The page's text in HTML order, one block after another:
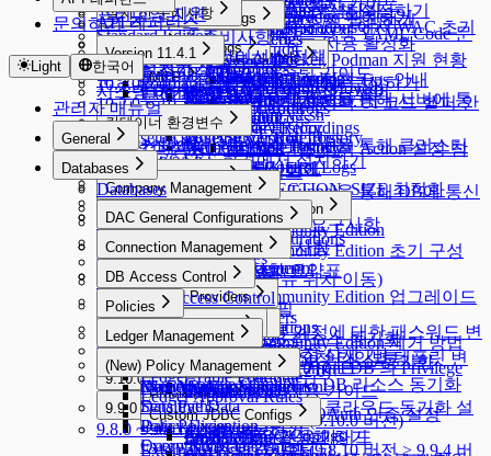
ProxyJump 생성하기
Server Privilege 부여하기
서버 접근 정책 설정하기
Server Proxy 사용 활성화
Blocked Accounts
쿠버네티스 정책 설정하기
쿠버네티스 정책 YAML Code 문
법 안내
쿠버네티스 정책 Tips 안내
쿠버네티스 정책 UI 코드 헬퍼 안
내
쿠버네티스 정책 Action 설정 참
고 가이드
Root CA 인증서 설치 가이드
Web App Configurations에서 WAC 초기
설정하기
WAC 트러블슈팅 가이드
WAC FAQ
Admin Role History
Workflow Logs
Reverse Tunnels
Reverse Tunnels
Reverse Tunnel을 통해 서버에 통
신하기
Reverse Tunnel을 통해 클러스터
에 통신하기
Reverse Tunnel을 통해 DB에 통신
하기
AI Chat Audit
Query Audit
Running Queries
DML Snapshots
Account Lock History
Access Control Logs
Policy Audit Logs
Policy Exception Logs
Server Logs
Server Access History
Command Audit
Session Logs
Session Monitoring (Moved)
Access Control Logs
Server Role History
Account Lock History
Kubernetes Logs
Kubernetes Logs
Request Audit
Pod Session Recordings
Kubernetes Role History
Web App Logs
Web App Logs
Web Access History
Web Event Audit
User Activity Recordings
Web App Role History
JIT Access Control Logs
MCP
MCP
Request Audit
MCP Server Role History
11.3.0
11.2.0
11.1.0 ~ 11.1.2
11.0.0
10.3.0 ~ 10.3.4
10.2.0 ~ 10.2.12
10.1.0 ~ 10.1.11
10.0.0 ~ 10.0.2
9.20.0 ~ 9.20.2
9.19.0
9.18.0 ~ 9.18.3
9.17.0 ~ 9.17.1
9.16.0 ~ 9.16.4
9.15.0 ~ 9.15.4
9.14.0 ~ 9.14.3
9.13.0 ~ 9.13.5
9.12.0 ~ 9.12.14
9.12.0 ~ 9.12.14
메뉴 개선 가이드 (9.12.0)
9.11.0 ~ 9.11.5
9.10.0 ~ 9.10.4
9.10.0 ~ 9.10.4
External API 변경사항 (9.10.0 버전)
9.9.0 ~ 9.9.8
9.9.0 ~ 9.9.8
External API 변경사항 (9.8.10 버전 > 9.9.4 버
9.8.0 ~ 9.8.12
설치 전 준비사항
설치 전 준비사항
리눅스 배포본과 Docker, Podman 지원 현황
Podman 으로 Rootless Mode 구성하기
설치하기
설치하기
설치 가이드 - 간단한 구성
설치 가이드 - setup.v2.sh
setup.sh, setup.v2.sh 비교
AWS EKS 환경에서 설치하기
설치 후 초기 설정
시스템 아키텍처와 네트워크 접근제어
컨테이너 환경변수
컨테이너 환경변수
QUERYPIE_WEB_URL
DB_MAX_CONNECTION_SIZE 최적화
라이선스 설치
서버구성 요구사항
서버구성 요구사항
Public Cloud 운영서버 요구사항
On-Premise VM 요구사항
서버구성 요구사항 요약표
QueryPie ACP Community Edition
QueryPie ACP Community Edition
QueryPie ACP Community Edition 초기 구성
가이드
QueryPie ACP Community Edition 업그레이드
방법
QueryPie ACP Community Edition 제거 방법
MCP 설정 가이드
프리미엄 지원
Standard Edition
Standard Edition 라이선스 정책
운영 로그 수집 가이드
API 레퍼런스
Version 11.4.1
External API v2
External API v0.9
문의하기
Light 한국어
관리자 매뉴얼
General
General
Company Management
Company Management
General
Security
Allowed Zones
Channels
Alerts
Alerts
New Request > 요청 타입별 템플릿 변
수
Licenses
User Management
User Management
Users
Users
사용자 프로필
qp-admin 기본 계정에 대한 패스워드 변
경 강제화 및 계정 삭제 기능
Groups
Roles
Profile Editor
Profile Editor
Custom Attribute
Authentication
Authentication
Okta 연동하기
LDAP 연동하기
Provisioning
Provisioning
Provisioning 활성화 하기
Workflow Management
Workflow Management
All Requests
Approval Rules
Workflow Configurations
System
System
Integrations
Integrations
Syslog 연동
Splunk 연동
Secret Store 연동
Email 연동
API Token
Jobs
Maintenance
Databases
Databases
DAC General Configurations
DAC General Configurations
Unmasking Zones
Masking Pattern (메뉴 위치 이동)
Connection Management
Connection Management
Cloud Providers
Cloud Providers
AWS에서 DB 리소스 동기화
MS Azure에서 DB 리소스 동기화
Google Cloud에서 DB 리소스 동기화
Dry Run 기능으로 클라우드 동기화 설
정 확인하기
DB Connections
DB Connections
MongoDB 전용 가이드
DocumentDB 전용 가이드
Google BigQuery OAuth 인증 설정
AWS Athena 전용 가이드
SSL Configurations
SSH Configurations
Kerberos Configurations
Custom JDBC Configs
Custom JDBC Configs
DB Access Control
DB Access Control
Privilege Type
Privilege Type
MongoDB / Document DB 의 Privilege
Type Mapping
Access Control
Policies
Policies
Data Access
Masking Pattern
Data Masking
Sensitive Data
Policy Exception
Query Rules
Ledger Management
Ledger Management
Ledger Table Policy
Ledger Approval Rules
(New) Policy Management
(New) Policy Management
Data Paths
Data Policies
Exception Management